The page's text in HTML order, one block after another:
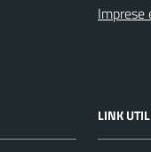
Imprese
LINK